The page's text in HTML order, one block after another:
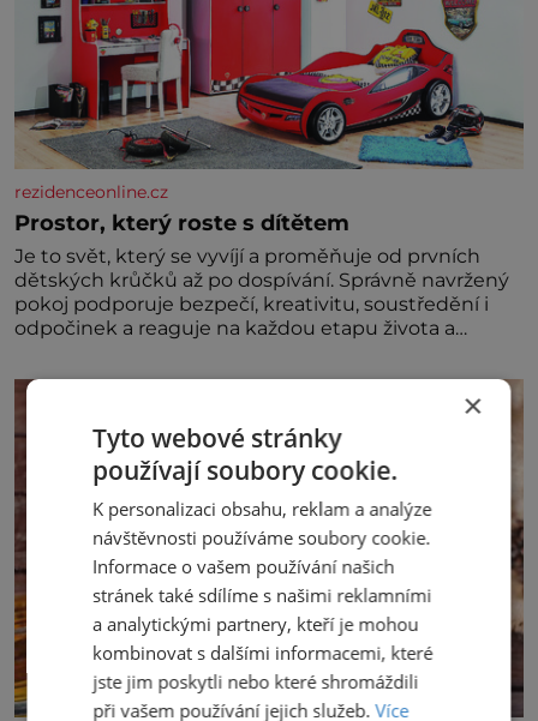
rezidenceonline.cz
Prostor, který roste s dítětem
Je to svět, který se vyvíjí a proměňuje od prvních
dětských krůčků až po dospívání. Správně navržený
pokoj podporuje bezpečí, kreativitu, soustředění i
odpočinek a reaguje na každou etapu života a
jednoduchost, měkkost a bezpečí, proto by pokoj
miminka měl působit především klidně a útulně.
×
Tyto webové stránky
používají soubory cookie.
K personalizaci obsahu, reklam a analýze
návštěvnosti používáme soubory cookie.
Informace o vašem používání našich
stránek také sdílíme s našimi reklamními
a analytickými partnery, kteří je mohou
kombinovat s dalšími informacemi, které
jste jim poskytli nebo které shromáždili
při vašem používání jejich služeb.Více